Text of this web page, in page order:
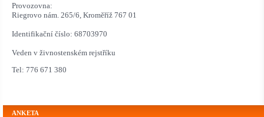
Provozovna:
Riegrovo nám. 265/6, Kroměříž 767 01
Identifikační číslo: 68703970
Veden v živnostenském rejstříku
Tel: 776 671 380
ANKETA